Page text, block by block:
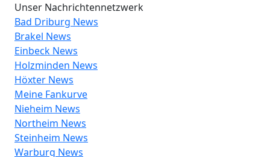
Unser Nachrichtennetzwerk
Bad Driburg News
Brakel News
Einbeck News
Holzminden News
Höxter News
Meine Fankurve
Nieheim News
Northeim News
Steinheim News
Warburg News